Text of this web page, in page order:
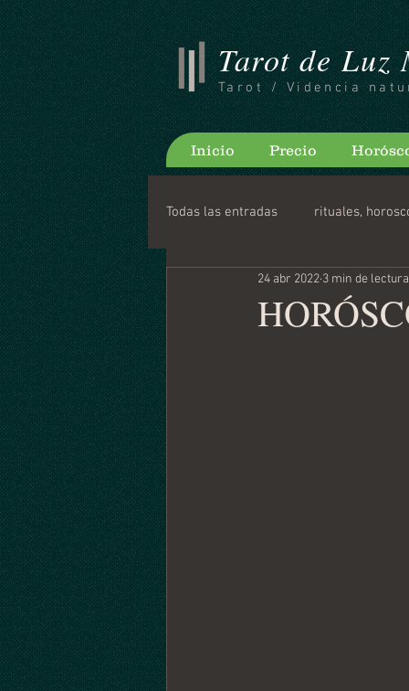
Tarot de Luz
Tarot / Videncia
Inicio Precio
Todas las entradas rituales,
Consejos para bloguear
24 abr 2022 3 min de lectura